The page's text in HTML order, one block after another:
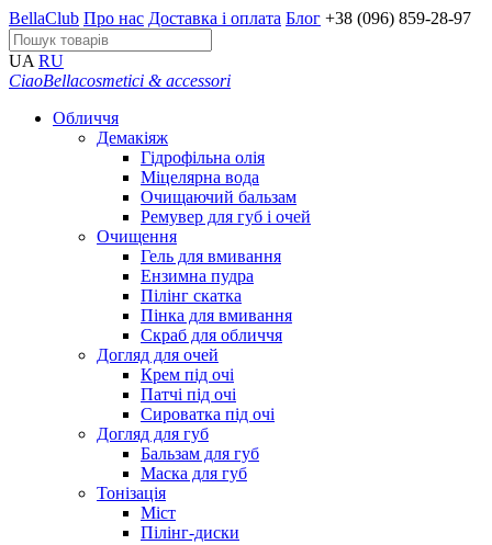
BellaClub Про нас Доставка і оплата Блог +38 (096) 859-28-97
UA RU
CiaoBellacosmetici & accessori
Обличчя
Демакіяж
Гідрофільна олія
Міцелярна вода
Очищаючий бальзам
Ремувер для губ і очей
Очищення
Гель для вмивання
Ензимна пудра
Пілінг скатка
Пінка для вмивання
Скраб для обличчя
Догляд для очей
Крем під очі
Патчі під очі
Сироватка під очі
Догляд для губ
Бальзам для губ
Маска для губ
Тонізація
Міст
Пілінг-диски